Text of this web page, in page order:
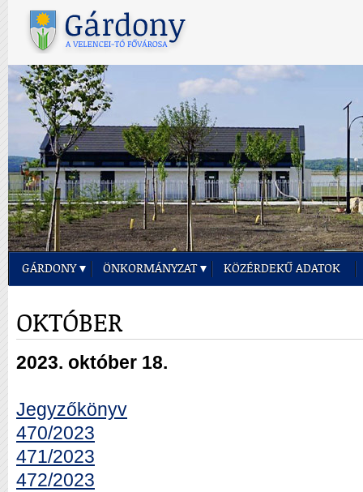
GÁRDONY ÖNKORMÁNYZAT KÖZÉRDEKŰ ADATOK
OKTÓBER
2023. október 18.
Jegyzőkönyv
470/2023
471/2023
472/2023